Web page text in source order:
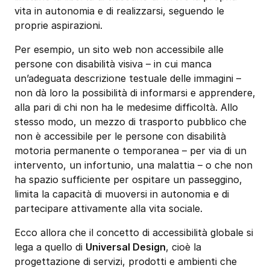
vita in autonomia e di realizzarsi, seguendo le
proprie aspirazioni.
Per esempio, un sito web non accessibile alle
persone con disabilità visiva – in cui manca
un’adeguata descrizione testuale delle immagini –
non dà loro la possibilità di informarsi e apprendere,
alla pari di chi non ha le medesime difficoltà. Allo
stesso modo, un mezzo di trasporto pubblico che
non è accessibile per le persone con disabilità
motoria permanente o temporanea – per via di un
intervento, un infortunio, una malattia – o che non
ha spazio sufficiente per ospitare un passeggino,
limita la capacità di muoversi in autonomia e di
partecipare attivamente alla vita sociale.
Ecco allora che il concetto di accessibilità globale si
lega a quello di Universal Design, cioè la
progettazione di servizi, prodotti e ambienti che